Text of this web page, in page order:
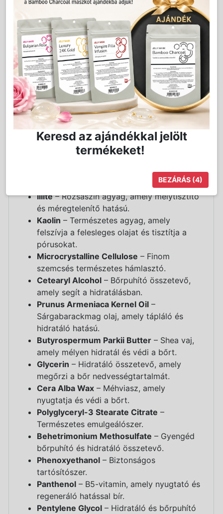
Kerülje a szemkörnyéket.
Alaposan öblítse le langyos vízzel.
Miért válaszd ezt a terméket?
Természetes összetevőkkel készült
formula.
Gyengéd, mégis hatékony hámlasztás.
Tápláló és hidratáló hatás.
50 ml-es praktikus kiszerelés.
Összetevők és hatásuk (INCI):
– Természetes bőrpuhító
Illite– Rózsaszín agyag, amely mélytisztító
és méregtelenítő hatású.
Kaolin – Természetes agyag, amely
felszívja a felesleges olajat és tisztítja a
pórusokat.
Microcrystalline Cellulose – Finom
szemcsés természetes hámlasztó.
Cetearyl Alcohol – Bőrpuhító összetevő,
amely segít a hidratálásban.
Prunus Armeniaca Kernel Oil –
Sárgabarackmag olaj, amely tápláló és
hidratáló hatású.
Butyrospermum Parkii Butter – Shea vaj,
amely mélyen hidratál és védi a bőrt.
Glycerin – Hidratáló összetevő, amely
megőrzi a bőr nedvességtartalmát.
Cera Alba Wax – Méhviasz, amely
nyugtatja és védi a bőrt.
Polyglyceryl-3 Stearate Citrate –
Természetes emulgeálószer.
Behetrimonium Methosulfate – Gyengéd
bőrpuhító és hidratáló összetevő.
Phenoxyethanol – Biztonságos
tartósítószer.
Panthenol – B5-vitamin, amely nyugtató és
regeneráló hatással bír.
Pentylene Glycol – Hidratáló és bőrpuhító
Keresd az ajándékkal jelölt
termékeket!
BEZÁRÁS (3)